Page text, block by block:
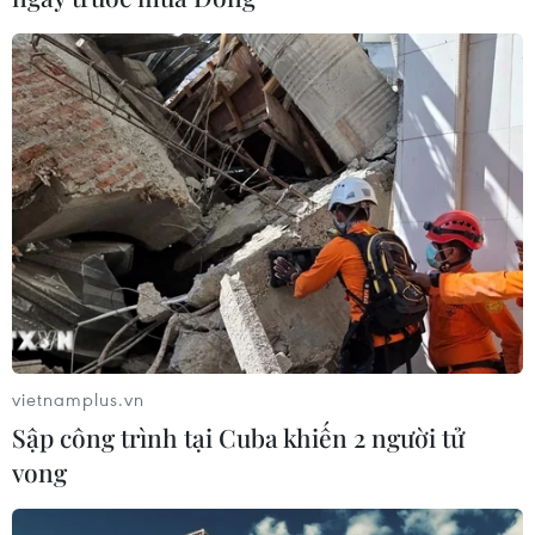
04/07/2026 14:45
Báo Pháp gợi ý những món ăn 'tinh
tế và tốt cho sức khỏe' ở Việt Nam
02/07/2026 01:20
Phát hiện thú vị về cảm nhận hương
vị càphê qua chiếc cốc đựng
01/07/2026 12:06
vietnamplus.vn
Sập công trình tại Cuba khiến 2 người tử
vong